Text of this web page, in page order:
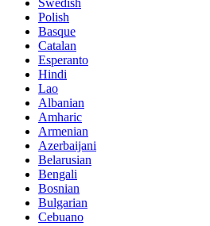
Polish
Basque
Catalan
Esperanto
Hindi
Lao
Albanian
Amharic
Armenian
Azerbaijani
Belarusian
Bengali
Bosnian
Bulgarian
Cebuano